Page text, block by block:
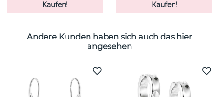
Kaufen!
Kaufen!
Andere Kunden haben sich auch das hier
angesehen